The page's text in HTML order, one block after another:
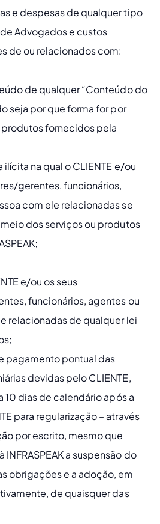
e despesas de qualquer tipo
Advogados e custos
de ou relacionados com:
de qualquer “Conteúdo do
seja por que forma for por
fornecidos pela
na qual o CLIENTE e/ou
gerentes, funcionários,
com ele relacionadas se
dos serviços ou produtos
e/ou os seus
funcionários, agentes ou
relacionadas de qualquer lei
pagamento pontual das
devidas pelo CLIENTE,
10 dias de calendário após a
para regularização – através
por escrito, mesmo que
a suspensão do
obrigações e a adoção, em
de quaisquer das